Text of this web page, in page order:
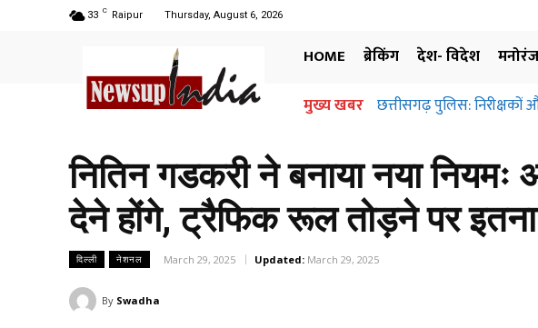
33 C Raipur Thursday, August 6, 2026
HOME ब्रेकिंग देश- विदेश
मुख्य खबर छत्तीसगढ़ पुलिस: निरीक्षकों
नितिन गडकरी ने बनाया नया
देने होंगे, ट्रैफिक रूल तोड़ने पर इतना
दिल्ली नेशनल March 29, 2025 Updated: March 29, 2025
By Swadha